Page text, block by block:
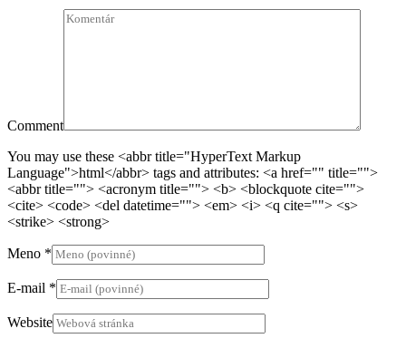
Comment
You may use these <abbr title="HyperText Markup
Language">html</abbr> tags and attributes: <a href="" title="">
<abbr title=""> <acronym title=""> <b> <blockquote cite="">
<cite> <code> <del datetime=""> <em> <i> <q cite=""> <s>
<strike> <strong>
Meno *
E-mail *
Website